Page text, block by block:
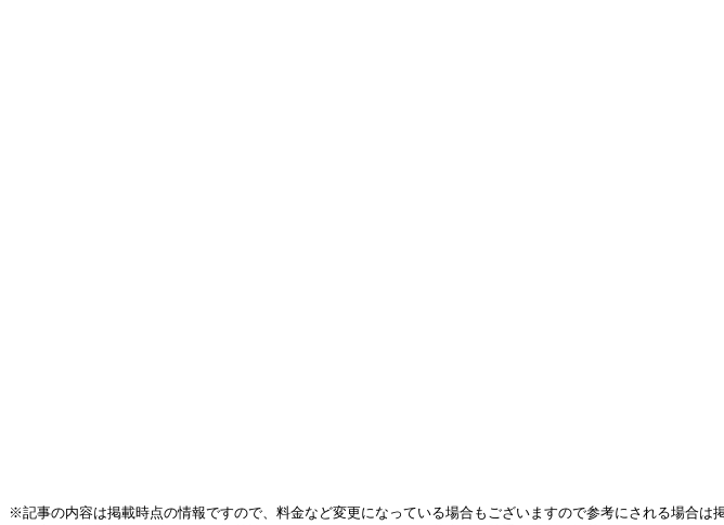
※記事の内容は掲載時点の情報ですので、料金など変更になっている場合もございますので参考にされる場合は